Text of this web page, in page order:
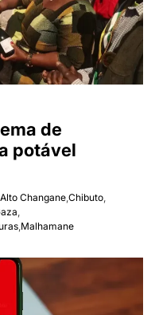
de
potável
Alto Changane,Chibuto,
,
,Malhamane